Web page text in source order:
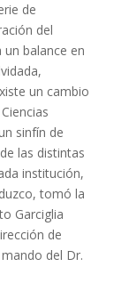
de
del
un balance en
un cambio
sinfín de
las distintas
institución,
tomó la
Garciglia
de
del Dr.